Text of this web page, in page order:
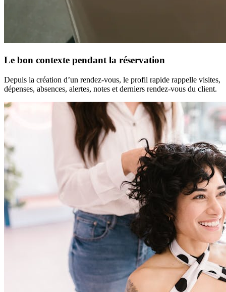
Le bon contexte pendant la réservation
Depuis la création d’un rendez-vous, le profil rapide rappelle visites,
dépenses, absences, alertes, notes et derniers rendez-vous du client.